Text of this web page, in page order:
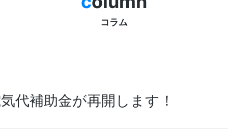
コラム
代補助金が再開します！